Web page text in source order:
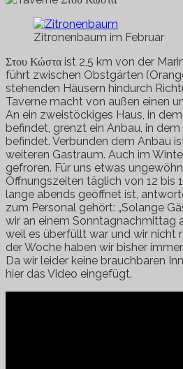
Zitronenbaum im Februar
Στου Κώστα ist 2,5 km von der
führt zwischen Obstgärten
stehenden Häusern hindurch
Taverne macht von außen einen
An ein zweistöckiges Haus, in
befindet, grenzt ein Anbau, in
befindet. Verbunden dem Anbau
weiteren Gastraum. Auch im
gefroren. Für uns etwas
Öffnungszeiten täglich von 12 bis
lange abends geöffnet ist,
zum Personal gehört: „Solange
wir an einem Sonntagnachmittag
weil es überfüllt war und wir nicht
der Woche haben wir bisher
Da wir leider keine brauchbaren
hier das Video eingefügt.